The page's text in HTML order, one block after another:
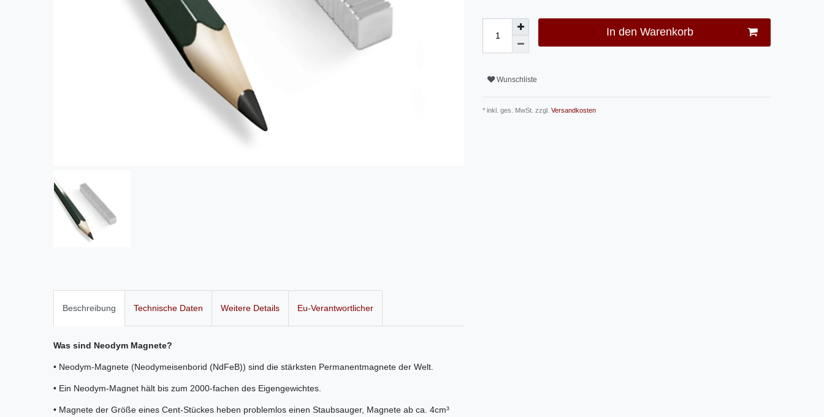
In den Warenkorb
Wunschliste
* inkl. ges. MwSt. zzgl. Versandkosten
Beschreibung Technische Daten Weitere Details Eu-Verantwortlicher
Was sind Neodym Magnete?
• Neodym-Magnete (Neodymeisenborid (NdFeB)) sind die stärksten Permanentmagnete der Welt.
• Ein Neodym-Magnet hält bis zum 2000-fachen des Eigengewichtes.
• Magnete der Größe eines Cent-Stückes heben problemlos einen Staubsauger, Magnete ab ca. 4cm³